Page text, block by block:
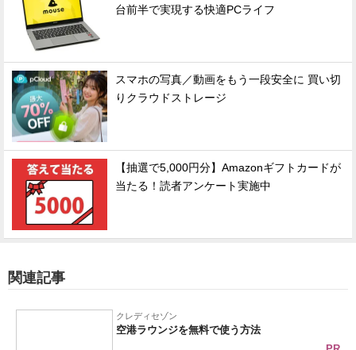
台前半で実現する快適PCライフ
スマホの写真／動画をもう一段安全に 買い切
りクラウドストレージ
【抽選で5,000円分】Amazonギフトカードが
当たる！読者アンケート実施中
関連記事
クレディセゾン
空港ラウンジを無料で使う方法